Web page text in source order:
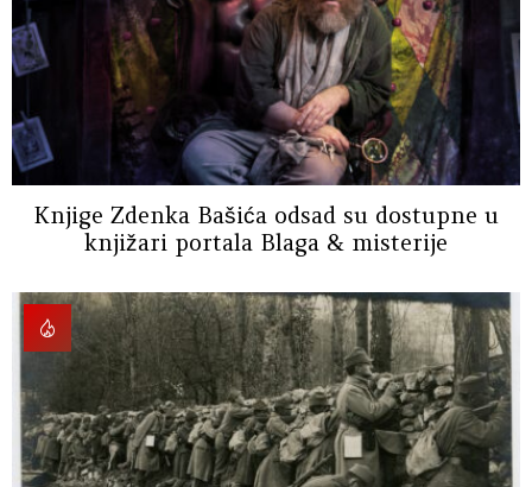
Knjige Zdenka Bašića odsad su dostupne u
knjižari portala Blaga & misterije